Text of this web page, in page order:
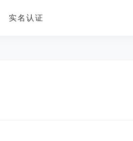
实名认证